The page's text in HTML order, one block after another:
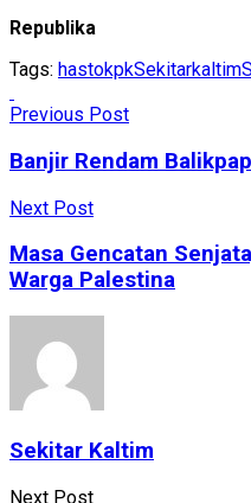
Republika
Tags: hastokpkSekitarkaltim
Previous Post
Banjir Rendam
Next Post
Masa Gencatan
Warga Palestina
Sekitar Kaltim
Next Post